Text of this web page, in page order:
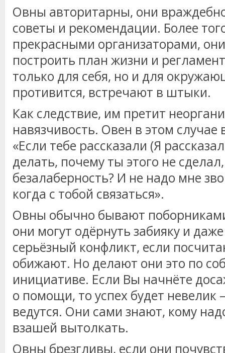
Овны авторитарны, они
советы и рекомендации. Более
прекрасными организаторами,
построить план жизни и
только для себя, но и для
противится, встречают в штыки.
Как следствие, им претит
навязчивость. Овен в этом случае
«Если тебе рассказали (Я
делать, почему ты этого не
безалаберность? И не надо мне
когда с тобой связаться».
Овны обычно бывают
они могут одёрнуть забияку и
серьёзный конфликт, если
обижают. Но делают они это по
инициативе. Если Вы начнёте
о помощи, то успех будет невелик
ведутся. Они сами знают, кому
взашей вытолкать.
Овны брезгливы, если они